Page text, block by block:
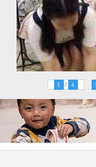
1 / 4